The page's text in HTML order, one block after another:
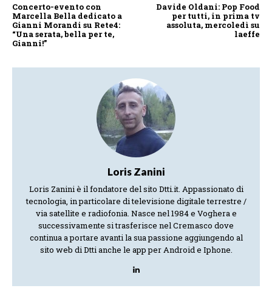
Concerto-evento con
Marcella Bella dedicato a
Gianni Morandi su Rete4:
“Una serata, bella per te,
Gianni!”
Davide Oldani: Pop Food
per tutti, in prima tv
assoluta, mercoledì su
laeffe
Loris Zanini
Loris Zanini è il fondatore del sito Dtti.it. Appassionato di
tecnologia, in particolare di televisione digitale terrestre /
via satellite e radiofonia. Nasce nel 1984 e Voghera e
successivamente si trasferisce nel Cremasco dove
continua a portare avanti la sua passione aggiungendo al
sito web di Dtti anche le app per Android e Iphone.